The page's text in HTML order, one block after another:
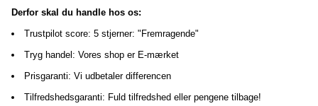
Derfor skal du handle hos os:
Trustpilot score: 5 stjerner: "Fremragende"
Tryg handel: Vores shop er E-mærket
Prisgaranti: Vi udbetaler differencen
Tilfredshedsgaranti: Fuld tilfredshed eller pengene tilbage!